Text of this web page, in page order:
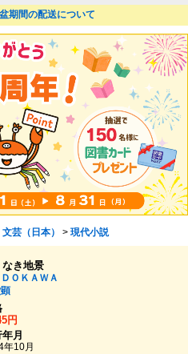
期間の配送について
文芸（日本） > 現代小説
なき地景
ＤＯＫＡＷＡ
円
月
年10月